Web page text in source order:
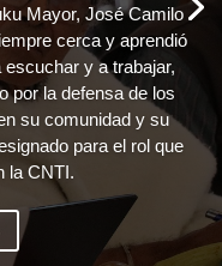
Mayor, José Camilo
cerca y aprendió
y a trabajar,
por la defensa de los
su comunidad y su
para el rol que
la CNTI.